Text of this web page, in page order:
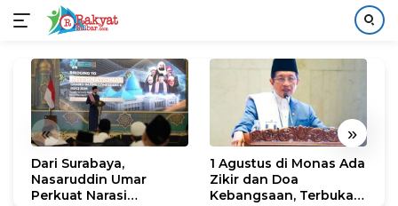
konten
« »
Dari Surabaya,
Nasaruddin Umar
Perkuat Narasi
1 Agustus di Monas Ada
Zikir dan Doa
Kebangsaan, Terbuka